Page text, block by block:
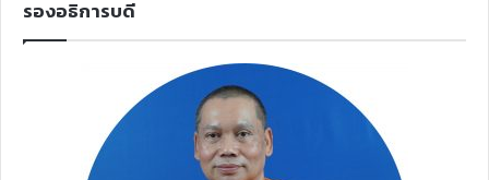
รองอธิการบดี